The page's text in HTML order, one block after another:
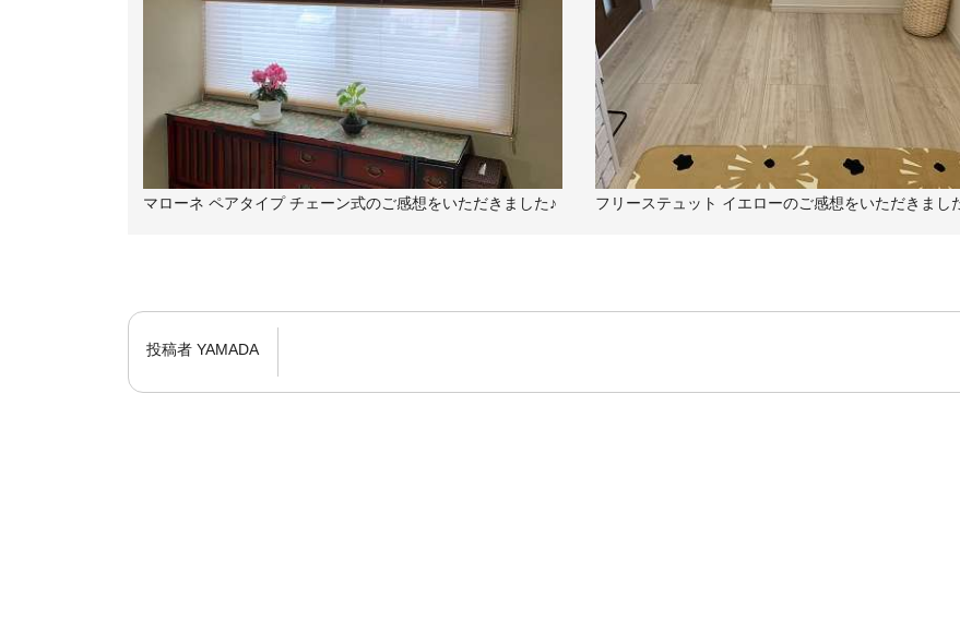
マローネ ペアタイプ チェーン式のご感想をいただきました♪ フリーステュット イエローのご感想をいただきまし
投稿者 YAMADA